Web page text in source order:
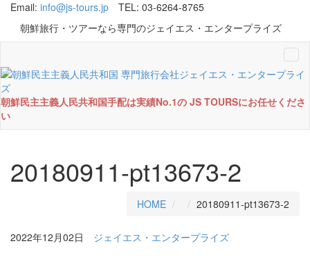
Email: info@js-tours.jp
TEL: 03-6264-8765
朝鮮旅行・ツアーなら専門のジェイエス・エンタープライズ
朝鮮民主主義人民共和国手配は実績No.1の JS TOURSにお任せくださ
い
20180911-pt13673-2
HOME 20180911-pt13673-2
2022年12月02日 ジェイエス・エンタープライズ